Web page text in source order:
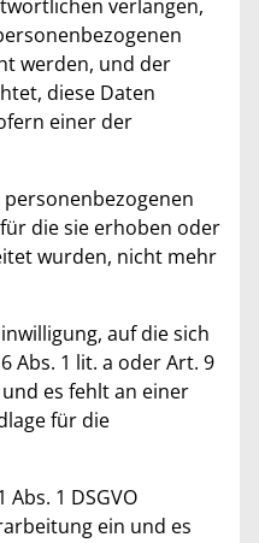
verlangen,
werden, und der
diese Daten
einer der
die sie erhoben oder
wurden, nicht mehr
auf die sich
Abs. 1 lit. a oder Art. 9
es fehlt an einer
für die
1 DSGVO
ein und es